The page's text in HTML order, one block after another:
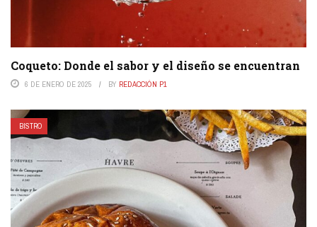
Coqueto: Donde el sabor y el diseño se encuentran
6 DE ENERO DE 2025 BY REDACCIÓN P1
BISTRO